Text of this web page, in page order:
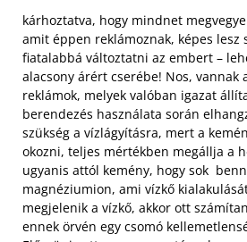
kárhoztatva, hogy mindnet
amit éppen reklámoznak, képes lesz
fiatalabbá változtatni az embert –
alacsony árért cserébe! Nos, vannak
reklámok, melyek valóban igazat
berendezés használata során
szükség a vízlágyításra, mert a
okozni, teljes mértékben megállja a
ugyanis attól kemény, hogy sok
magnéziumion, ami vízkő
megjelenik a vízkő, akkor ott
ennek örvén egy csomó